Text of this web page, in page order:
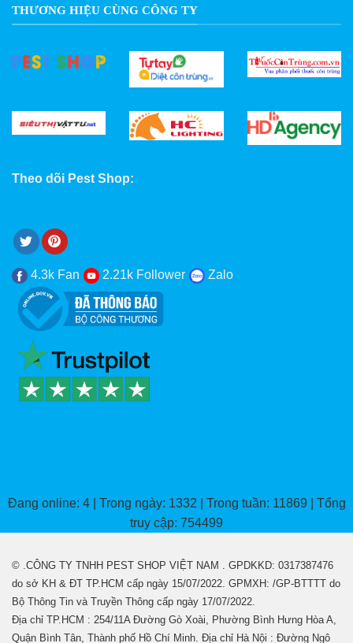
CSKH :0906.537.486 (8:00 - 21:00)
4.3k Fan 2.21k Follower
Đang online: 4 | Trong ngày: 1332 | Trong tuần: 11869 | Tổng
© .CÔNG TY TNHH PEST SHOP VIỆT NAM . GPDKKD: 0317387476
do sở KH & ĐT TP.HCM cấp ngày 15/07/2022. GPMXH: /GP-BTTTT do
Bộ Thông Tin và Truyền Thông cấp ngày 17/07/2022.